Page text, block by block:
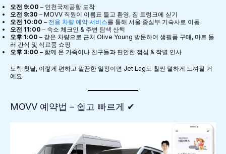
오전 9:00 – 인천국제공항 도착
오전 9:30 – MOVV 직원이 이름표 들고 환영, 짐 트렁크에 싣기
오전 10:00 – 전용 차량 예약 서비스를 통해 서울 중심부 기숙사로 이동
오전 11:00 – 숙소 체크인 & 주변 탐색 산책
오후 1:00 – 같은 차량으로 근처 Olive Young 방문하여 생필품 구매, 마트 들
러 간식 및 식료품 쇼핑
오후 3:00 – 함께 온 가족이나 친구들과 편안한 점심 & 작별 인사
도착 첫날, 이렇게 편하고 깔끔한 일정이면 Jet Lag도 훨씬 덜하게 느껴질 거
예요.
MOVV 예약법 – 쉽고 빠르게 ✔